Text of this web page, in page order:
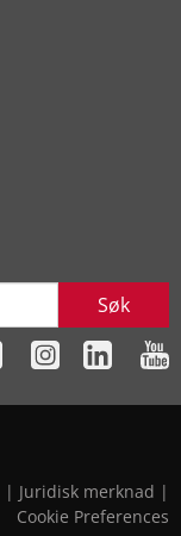
Søk
| Juridisk merknad |
Cookie Preferences